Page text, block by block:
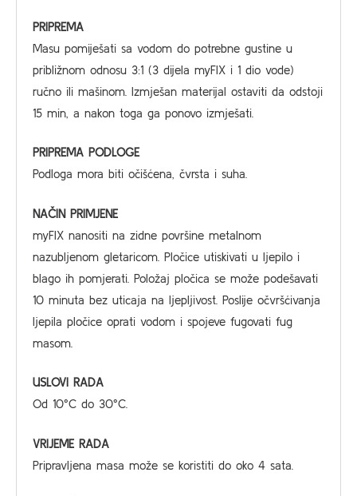
PRIPREMA
Masu pomiješati sa vodom do potrebne gustine u
približnom odnosu 3:1 (3 dijela myFIX i 1 dio vode)
ručno ili mašinom. Izmješan materijal ostaviti da odstoji
15 min, a nakon toga ga ponovo izmješati.
PRIPREMA PODLOGE
Podloga mora biti očišćena, čvrsta i suha.
NAČIN PRIMJENE
myFIX nanositi na zidne površine metalnom
nazubljenom gletaricom. Pločice utiskivati u ljepilo i
blago ih pomjerati. Položaj pločica se može podešavati
10 minuta bez uticaja na ljepljivost. Poslije očvršćivanja
ljepila pločice oprati vodom i spojeve fugovati fug
masom.
USLOVI RADA
Od 10°C do 30°C.
VRIJEME RADA
Pripravljena masa može se koristiti do oko 4 sata.